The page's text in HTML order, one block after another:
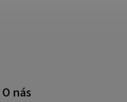
O nás